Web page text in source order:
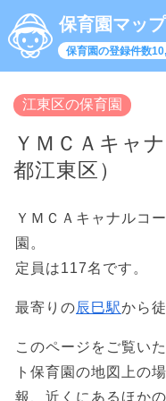
保育園マッ
保育園の登録件数
江東区の保育園
ＹＭＣＡキャ
都江東区）
ＹＭＣＡキャナルコ
園。
定員は117名です。
最寄りの辰巳駅から
このページをご覧い
ト保育園の地図上の
報、近くにあるほか